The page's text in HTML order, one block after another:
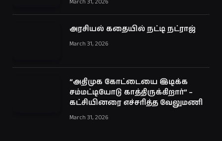
அரசியல் கதையில் நட்டி நட்ராஜ்
March 31, 2026
“அதிமுக கோட்டையை இடிக்க
சம்மட்டியோடு காத்திருக்கிறார்” –
கட்சியினரை எச்சரித்த வேலுமணி
March 31, 2026